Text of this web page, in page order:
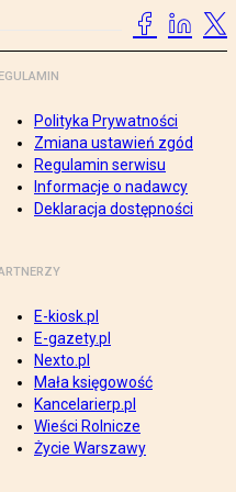
Polityka Prywatności
Zmiana ustawień zgód
Regulamin serwisu
Informacje o nadawcy
Deklaracja dostępności
E-kiosk.pl
E-gazety.pl
Nexto.pl
Mała księgowość
Kancelarierp.pl
Wieści Rolnicze
Życie Warszawy